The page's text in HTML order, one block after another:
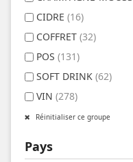
CIDRE (16)
COFFRET (32)
POS (131)
SOFT DRINK (62)
VIN (278)
Réinitialiser ce groupe
Pays